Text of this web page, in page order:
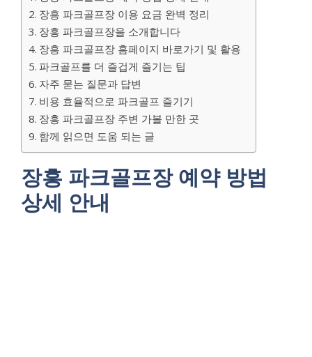
장흥 파크골프장 이용 요금 완벽 정리
장흥 파크골프장을 소개합니다
장흥 파크골프장 홈페이지 바로가기 및 활용
파크골프를 더 즐겁게 즐기는 팁
자주 묻는 질문과 답변
비용 효율적으로 파크골프 즐기기
장흥 파크골프장 주변 가볼 만한 곳
함께 읽으면 도움 되는 글
장흥 파크골프장 예약 방법
상세 안내